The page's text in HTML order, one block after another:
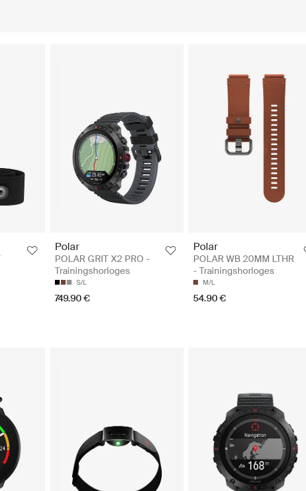
Polar
POLAR GRIT X2 PRO -
Trainingshorloges
S/L
749.90 €
Polar
POLAR WB 20MM LTHR
- Trainingshorloges
M/L
54.90 €